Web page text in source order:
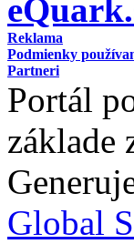
Reklama
Podmienky
Partneri
Portál
základe
Global